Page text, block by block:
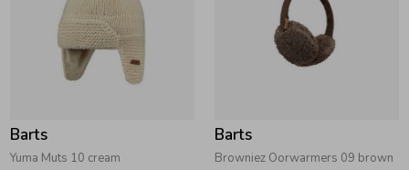
Barts
Yuma Muts 10 cream
Barts
Browniez Oorwarmers 09 brown